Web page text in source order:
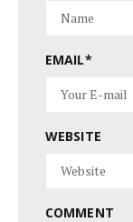
EMAIL*
WEBSITE
COMMENT